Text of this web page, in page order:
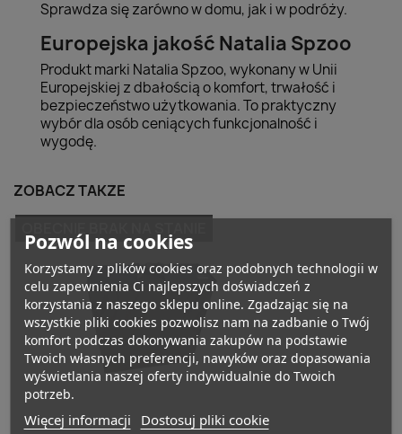
Sprawdza się zarówno w domu, jak i w podróży.
Europejska jakość Natalia Spzoo
Produkt marki Natalia Spzoo, wykonany w Unii
Europejskiej z dbałością o komfort, trwałość i
bezpieczeństwo użytkowania. To praktyczny
wybór dla osób ceniących funkcjonalność i
wygodę.
ZOBACZ TAKŻE
Pozwól na cookies
Korzystamy z plików cookies oraz podobnych technologii w
celu zapewnienia Ci najlepszych doświadczeń z
korzystania z naszego sklepu online. Zgadzając się na
wszystkie pliki cookies pozwolisz nam na zadbanie o Twój
komfort podczas dokonywania zakupów na podstawie
Twoich własnych preferencji, nawyków oraz dopasowania
wyświetlania naszej oferty indywidualnie do Twoich
potrzeb.
Więcej informacji Dostosuj pliki cookie